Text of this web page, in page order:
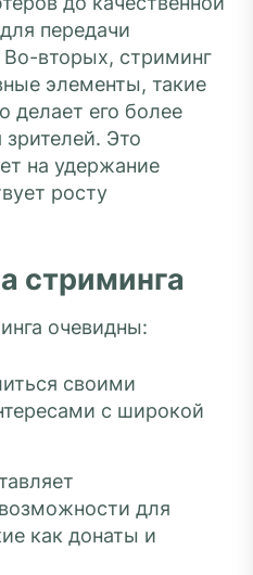
передачи
Во-вторых, стриминг
элементы, такие
делает его более
Это
на удержание
росту
стриминга
очевидны:
своими
с широкой
для
как донаты и